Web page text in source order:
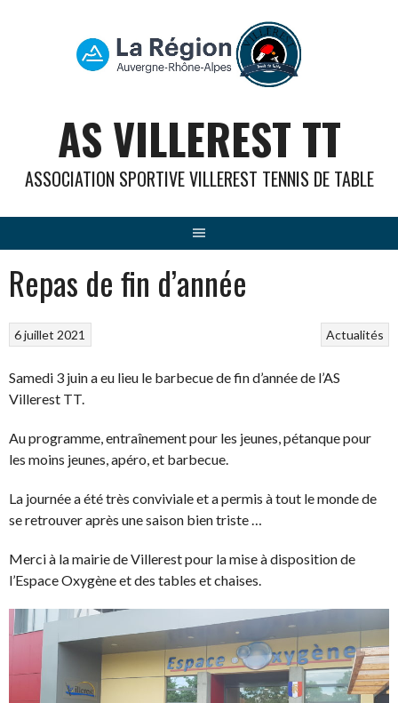
AS VILLEREST TT
ASSOCIATION SPORTIVE VILLEREST TENNIS DE TABLE
Repas de fin d’année
Actualités
6 juillet 2021
Samedi 3 juin a eu lieu le barbecue de fin d’année de l’AS
Villerest TT.
Au programme, entraînement pour les jeunes, pétanque pour
les moins jeunes, apéro, et barbecue.
La journée a été très conviviale et a permis à tout le monde de
se retrouver après une saison bien triste …
Merci à la mairie de Villerest pour la mise à disposition de
l’Espace Oxygène et des tables et chaises.